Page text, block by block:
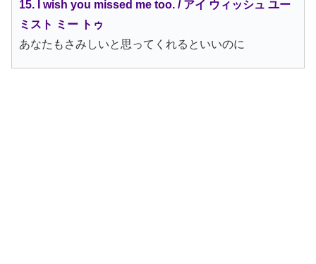
15. I wish you missed me too. / アイ ウィッシュ ユー
ミスト ミー トゥ
あなたもさみしいと思ってくれるといいのに